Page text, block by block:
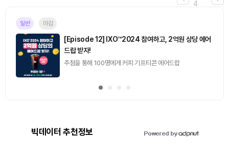
4
일반 마감
[Episode 12] IXO™2024 참여하고, 2억원 상당 에어
드랍 받자!
추첨을 통해 100명에게 커피 기프티콘 에어드랍
빅데이터 추천정보